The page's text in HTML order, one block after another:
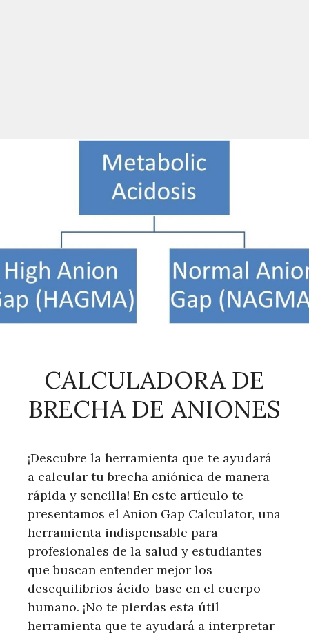
CALCULADORA DE
BRECHA DE ANIONES
¡Descubre la herramienta que te ayudará
a calcular tu brecha aniónica de manera
rápida y sencilla! En este artículo te
presentamos el Anion Gap Calculator, una
herramienta indispensable para
profesionales de la salud y estudiantes
que buscan entender mejor los
desequilibrios ácido-base en el cuerpo
humano. ¡No te pierdas esta útil
herramienta que te ayudará a interpretar